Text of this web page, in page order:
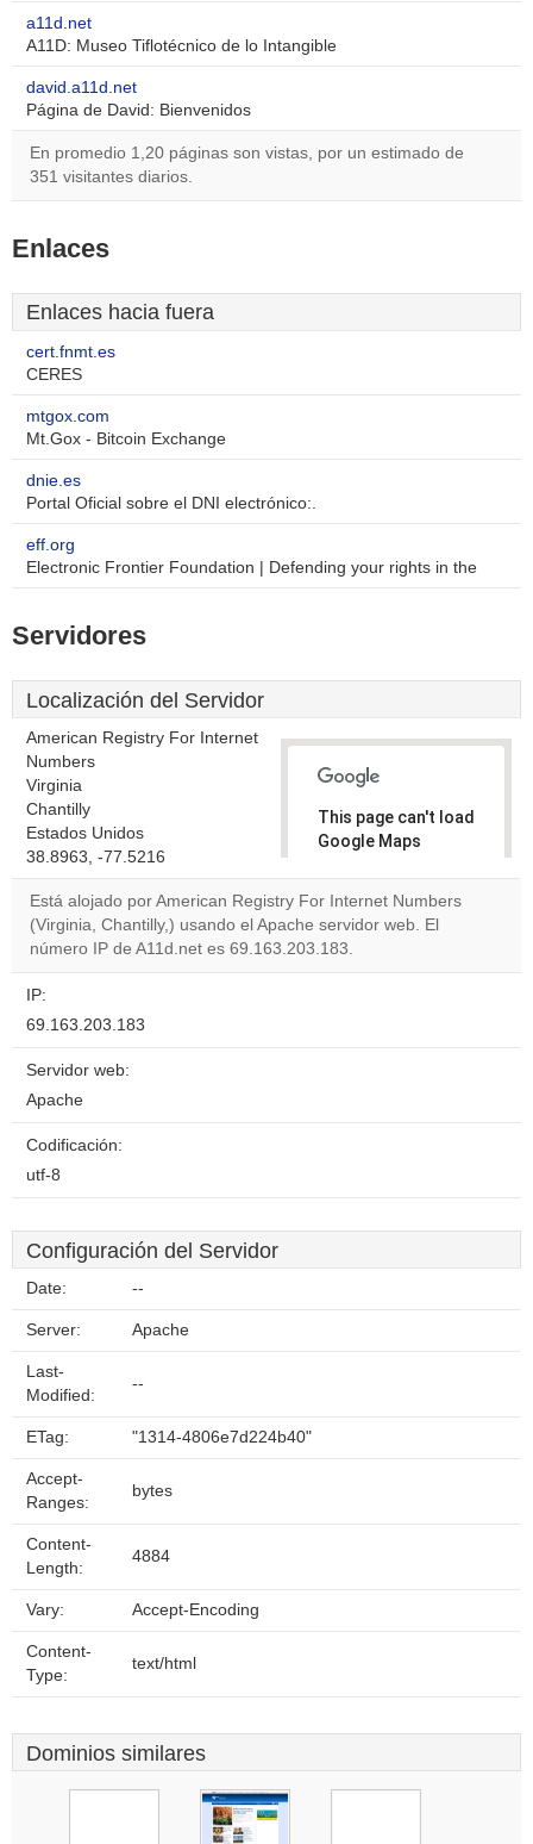
a11d.net
A11D: Museo Tiflotécnico de lo Intangible
david.a11d.net
Página de David: Bienvenidos
En promedio 1,20 páginas son vistas, por un estimado de
351 visitantes diarios.
Enlaces
Enlaces hacia fuera
cert.fnmt.es
CERES
mtgox.com
Mt.Gox - Bitcoin Exchange
dnie.es
Portal Oficial sobre el DNI electrónico:.
eff.org
Electronic Frontier Foundation | Defending your rights in the
Servidores
Localización del Servidor
American Registry For Internet
Numbers
Virginia
Chantilly
Estados Unidos
38.8963, -77.5216
This page can't load
Google Maps
Do you
website?
Está alojado por American Registry For Internet Numbers
(Virginia, Chantilly,) usando el Apache servidor web. El
número IP de A11d.net es 69.163.203.183.
IP:
69.163.203.183
Servidor web:
Apache
Codificación:
utf-8
Configuración del Servidor
Date: --
Server: Apache
Last-
Modified:
--
ETag: "1314-4806e7d224b40"
Accept-
Ranges:
bytes
Content-
Length:
4884
Vary: Accept-Encoding
Content-
Type:
text/html
Dominios similares